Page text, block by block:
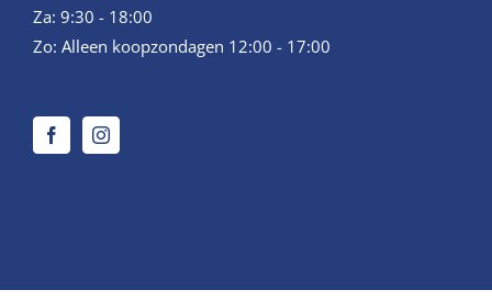
Za: 9:30 - 18:00
Zo: Alleen koopzondagen 12:00 - 17:00